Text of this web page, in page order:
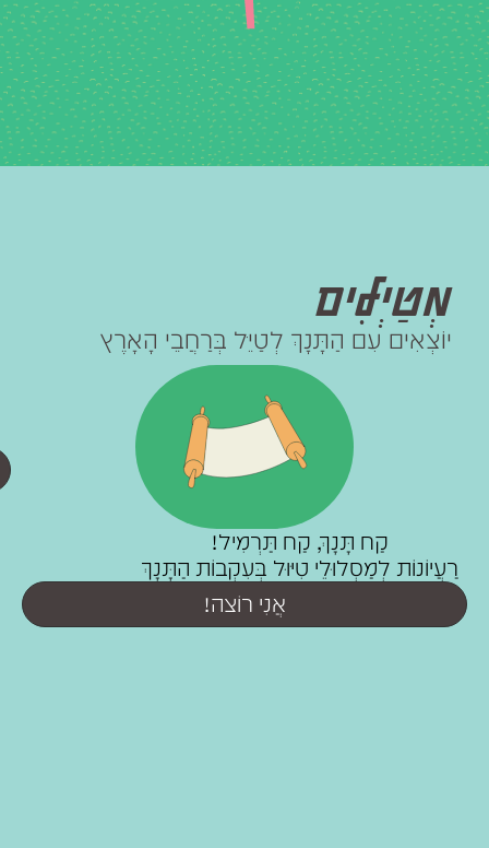
מְטַיְלִים
יוֹצְאִים עִם הַתָּנָךְ לְטַיֵּל בְּרַחֲבֵי הָאָרֶץ
קַח תָּנָךְ, קַח תַּרְמִיל!
רַעֲיוֹנוֹת לְמַסְלוּלֵי טִיּוּל בְּעִקְבוֹת הַתָּנָךְ
אֲנִי רוֹצה!